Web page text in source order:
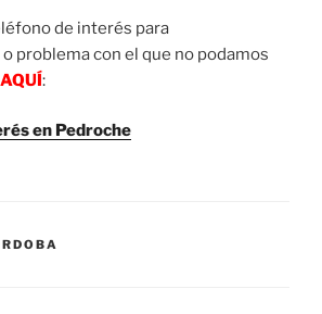
de interés para
problema con el que no podamos
:
en Pedroche